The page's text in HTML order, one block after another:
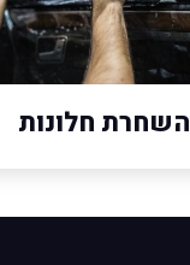
השחרת חלונות